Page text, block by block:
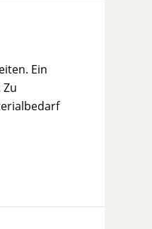
Ein